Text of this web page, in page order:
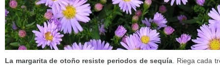
La margarita de otoño resiste periodos de sequía . Riega cada